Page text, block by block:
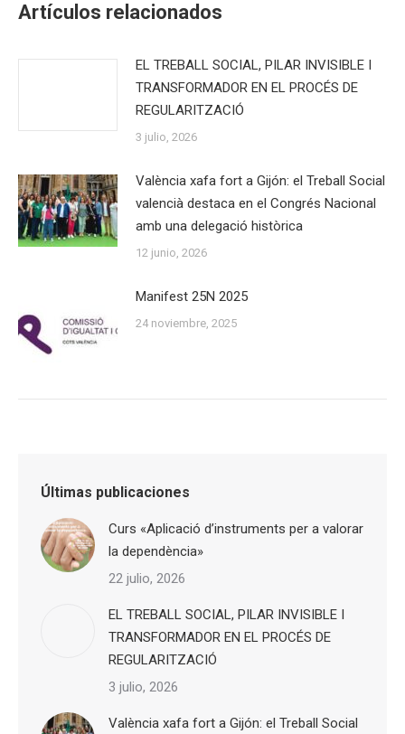
Artículos relacionados
EL TREBALL SOCIAL, PILAR INVISIBLE I
TRANSFORMADOR EN EL PROCÉS DE
REGULARITZACIÓ
3 julio, 2026
València xafa fort a Gijón: el Treball Social
valencià destaca en el Congrés Nacional
amb una delegació històrica
12 junio, 2026
Manifest 25N 2025
24 noviembre, 2025
Últimas publicaciones
Curs «Aplicació d’instruments per a valorar
la dependència»
22 julio, 2026
EL TREBALL SOCIAL, PILAR INVISIBLE I
TRANSFORMADOR EN EL PROCÉS DE
REGULARITZACIÓ
3 julio, 2026
València xafa fort a Gijón: el Treball Social